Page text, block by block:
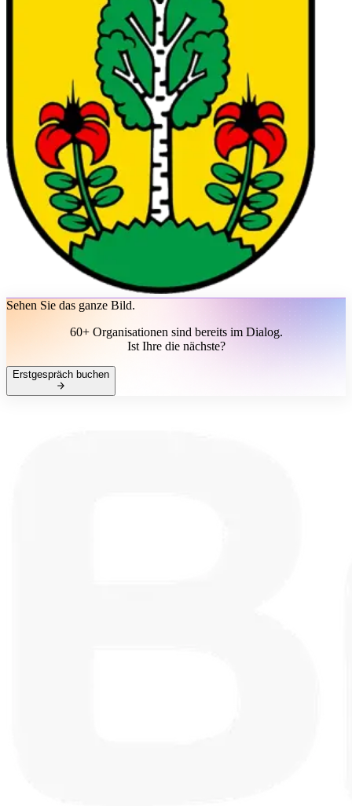
Sehen Sie das ganze Bild.
60+ Organisationen sind bereits im Dialog.
Ist Ihre die nächste?
Erstgespräch buchen